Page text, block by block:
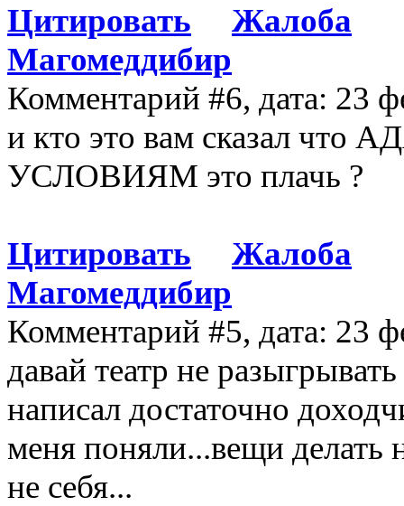
Цитировать
Жалоба
Магомеддибир
Комментарий #6, дата: 23
и кто это вам сказал
УСЛОВИЯМ это плачь ?
Цитировать
Жалоба
Магомеддибир
Комментарий #5, дата: 23
давай театр не
написал достаточно
меня поняли...вещи делать
не себя...